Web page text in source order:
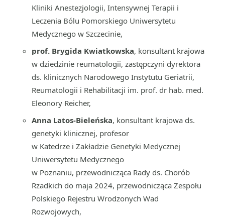
Kliniki Anestezjologii, Intensywnej Terapii i
Leczenia Bólu Pomorskiego Uniwersytetu
Medycznego w Szczecinie,
prof. Brygida Kwiatkowska, konsultant krajowa
w dziedzinie reumatologii, zastępczyni dyrektora
ds. klinicznych Narodowego Instytutu Geriatrii,
Reumatologii i Rehabilitacji im. prof. dr hab. med.
Eleonory Reicher,
Anna Latos-Bieleńska, konsultant krajowa ds.
genetyki klinicznej, profesor
w Katedrze i Zakładzie Genetyki Medycznej
Uniwersytetu Medycznego
w Poznaniu, przewodnicząca Rady ds. Chorób
Rzadkich do maja 2024, przewodnicząca Zespołu
Polskiego Rejestru Wrodzonych Wad
Rozwojowych,